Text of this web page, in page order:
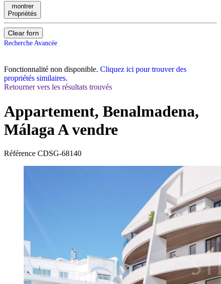
montrer
Propriétés
Clear forn
Recherche Avancée
Fonctionnalité non disponible. Cliquez ici pour trouver des
propriétés similaires.
Retourner vers les résultats trouvés
Appartement, Benalmadena,
MálagaA vendre
Référence CDSG-68140